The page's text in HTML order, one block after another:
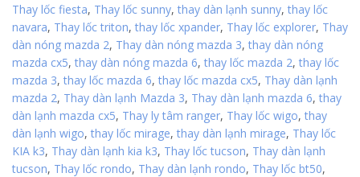
Thay lốc fiesta, Thay lốc sunny, thay dàn lạnh sunny, thay lốc
navara, Thay lốc triton, thay lốc xpander, Thay lốc explorer, Thay
dàn nóng mazda 2, Thay dàn nóng mazda 3, thay dàn nóng
mazda cx5, thay dàn nóng mazda 6, thay lốc mazda 2, thay lốc
mazda 3, thay lốc mazda 6, thay lốc mazda cx5, Thay dàn lạnh
mazda 2, Thay dàn lạnh Mazda 3, Thay dàn lạnh mazda 6, thay
dàn lạnh mazda cx5, Thay ly tâm ranger, Thay lốc wigo, thay
dàn lạnh wigo, thay lốc mirage, thay dàn lạnh mirage, Thay lốc
KIA k3, Thay dàn lạnh kia k3, Thay lốc tucson, Thay dàn lạnh
tucson, Thay lốc rondo, Thay dàn lạnh rondo, Thay lốc bt50,